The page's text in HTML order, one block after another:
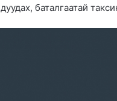
дуудах, баталгаатай